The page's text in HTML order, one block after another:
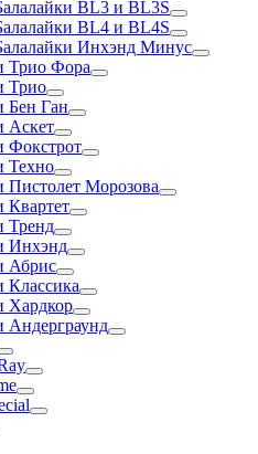
BL3 и BL3S
BL4 и BL4S
Инхэнд Минус
Трио Фора
Трио
Бен Ган
Аскет
Фокстрот
Техно
Пистолет Морозова
Квартет
Тренд
Инхэнд
Абрис
Классика
Хардкор
Андерграунд